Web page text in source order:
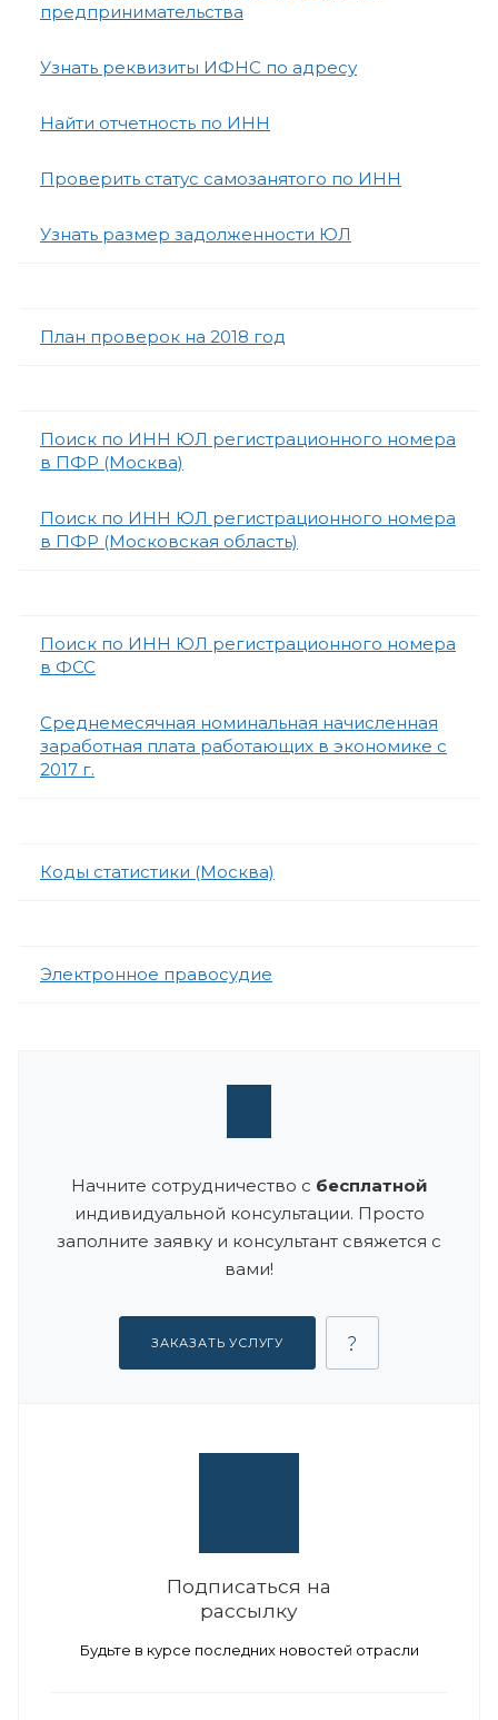
предпринимательства
Узнать реквизиты ИФНС по адресу
Найти отчетность по ИНН
Проверить статус самозанятого по ИНН
Узнать размер задолженности ЮЛ
План проверок на 2018 год
Поиск по ИНН ЮЛ регистрационного номера
в ПФР (Москва)
Поиск по ИНН ЮЛ регистрационного номера
в ПФР (Московская область)
Поиск по ИНН ЮЛ регистрационного номера
в ФСС
Среднемесячная номинальная начисленная
заработная плата работающих в экономике с
2017 г.
Коды статистики (Москва)
Электронное правосудие
Начните сотрудничество с бесплатной
индивидуальной консультации. Просто
заполните заявку и консультант свяжется с
вами!
ЗАКАЗАТЬ УСЛУГУ
Подписаться на
рассылку
Будьте в курсе последних новостей отрасли